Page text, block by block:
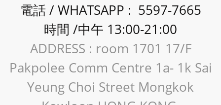
電話 / WHATSAPP : 5597-7665
時間 /中午 13:00-21:00
ADDRESS : room 1701 17/F
Pakpolee Comm Centre 1a- 1k Sai
Yeung Choi Street Mongkok